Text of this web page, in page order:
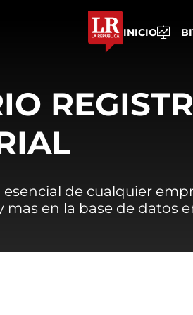
INICIO
esencial de cualquier
mas en la base de datos